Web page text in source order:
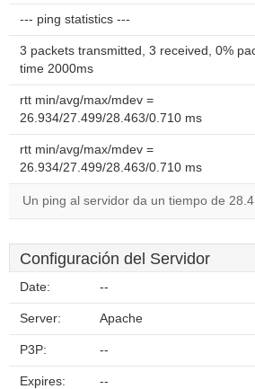
--- ping statistics ---
3 packets transmitted, 3 received, 0%
time 2000ms
rtt min/avg/max/mdev =
26.934/27.499/28.463/0.710 ms
rtt min/avg/max/mdev =
26.934/27.499/28.463/0.710 ms
Un ping al servidor da un tiempo de
Configuración del Servidor
Date: --
Server: Apache
P3P: --
Expires: --